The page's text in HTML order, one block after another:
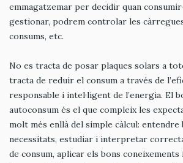
emmagatzemar per decidir quan
gestionar, podrem controlar les
consums, etc.
No es tracta de posar plaques solars a
tracta de reduir el consum a través de
responsable i intel·ligent de l’energia. El
autoconsum és el que compleix les
molt més enllà del simple càlcul: entendre
necessitats, estudiar i interpretar
de consum, aplicar els bons coneixements